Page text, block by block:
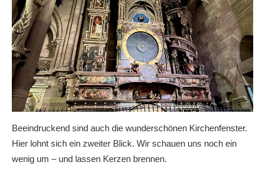
Beeindruckend sind auch die wunderschönen Kirchenfenster.
Hier lohnt sich ein zweiter Blick. Wir schauen uns noch ein
wenig um – und lassen Kerzen brennen.